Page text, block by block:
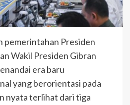
pemerintahan Presiden
Wakil Presiden Gibran
era baru
yang berorientasi pada
nyata terlihat dari tiga